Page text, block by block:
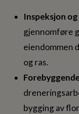
Inspeksjon
gjennomføre
eiendommen
og ras.
bygging av